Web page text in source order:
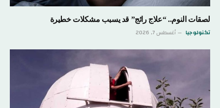
لصقات النوم.. “علاج رائج” قد يسبب مشكلات خطيرة
تكنولوجيا أغسطس 7, 2026